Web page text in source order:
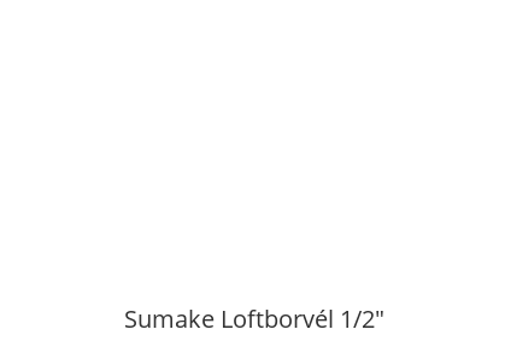
Sumake Loftborvél 1/2″